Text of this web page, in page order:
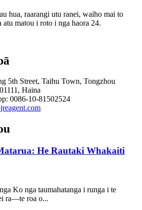
hua, raarangi utu ranei, waiho mai to
atu matou i roto i nga haora 24.
5th Street, Taihu Town, Tongzhou
Haina
0086-10-81502524
He Rautaki Whakaiti
Ko nga taumahatanga i runga i te
ra—te roa o...